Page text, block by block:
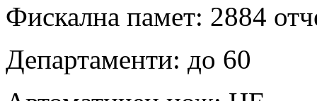
Фискална памет: 2884
Департаменти: до 60